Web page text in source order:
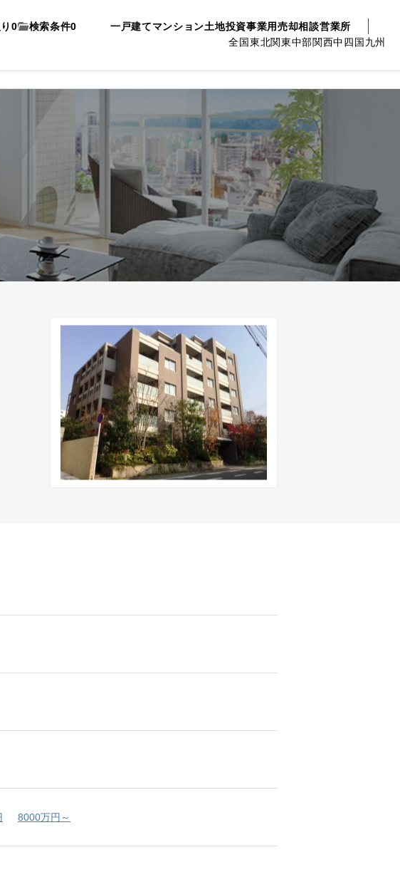
一戸建てマンション土地投資事業用売却相談営業所
全国東北関東中部関西中四国九州
0 検索条件0
8000万円～